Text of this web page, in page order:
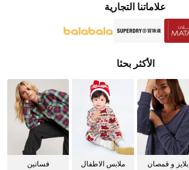
علاماتنا التجارية
الأكثر بحثا
بلايز و قمصان
ملابس الاطفال فساتين